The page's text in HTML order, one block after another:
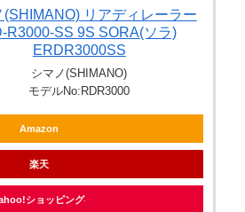
(SHIMANO) リアディレーラー
R3000-SS 9S SORA(ソラ)
ERDR3000SS
シマノ(SHIMANO)
モデルNo:RDR3000
Amazon
楽天
ショッピング